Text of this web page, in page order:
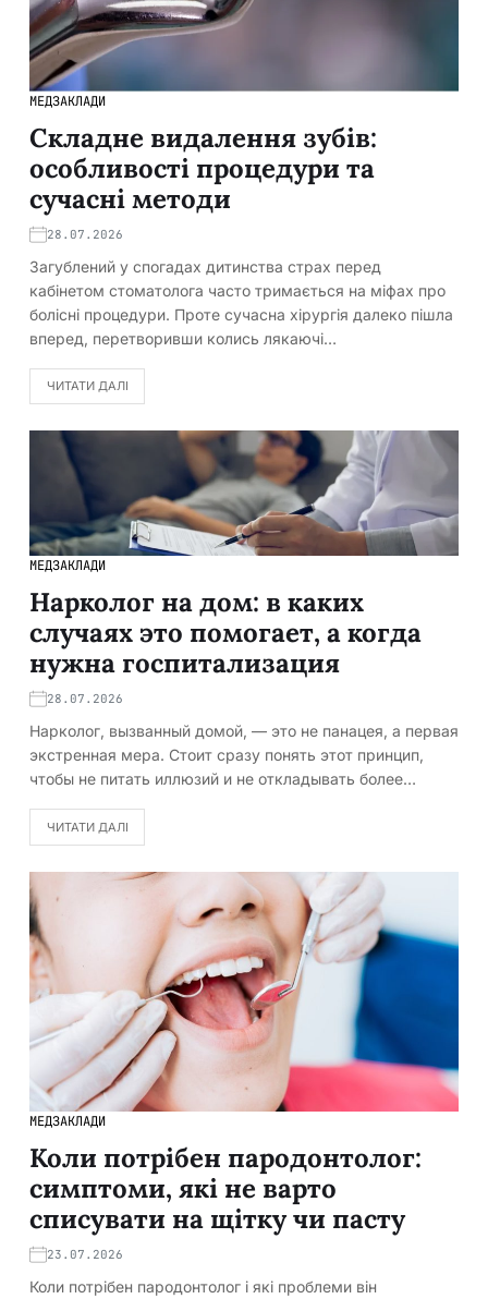
МЕДЗАКЛАДИ
Складне видалення зубів:
особливості процедури та
сучасні методи
28.07.2026
Загублений у спогадах дитинства страх перед
кабінетом стоматолога часто тримається на міфах про
болісні процедури. Проте сучасна хірургія далеко пішла
вперед, перетворивши колись лякаючі…
ЧИТАТИ ДАЛІ
МЕДЗАКЛАДИ
Нарколог на дом: в каких
случаях это помогает, а когда
нужна госпитализация
28.07.2026
Нарколог, вызванный домой, — это не панацея, а первая
экстренная мера. Стоит сразу понять этот принцип,
чтобы не питать иллюзий и не откладывать более…
ЧИТАТИ ДАЛІ
МЕДЗАКЛАДИ
Коли потрібен пародонтолог:
симптоми, які не варто
списувати на щітку чи пасту
23.07.2026
Коли потрібен пародонтолог і які проблеми він